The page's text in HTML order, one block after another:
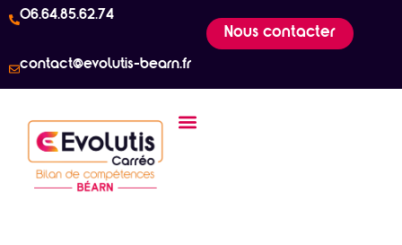
06.64.85.62.74
Nous contacter
contact@evolutis-bearn.fr